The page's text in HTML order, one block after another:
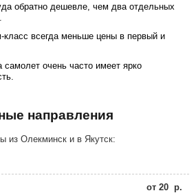
обратно дешевле, чем два отдельных
класс всегда меньше цены в первый и
самолет очень часто имеет ярко
направления
из Олекминск и в Якутск:
от 20 р.